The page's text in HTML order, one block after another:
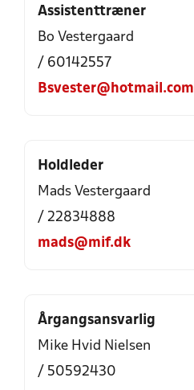
Assistenttræner
Bo Vestergaard
/ 60142557
Bsvester@hotmail.com
Holdleder
Mads Vestergaard
/ 22834888
mads@mif.dk
Årgangsansvarlig
Mike Hvid Nielsen
/ 50592430